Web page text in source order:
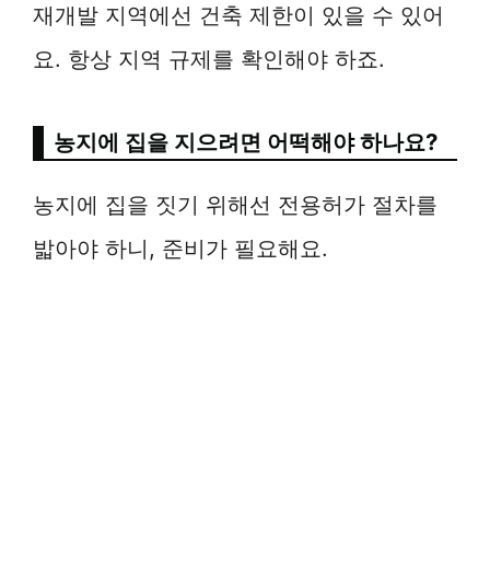
재개발 지역에선 건축 제한이 있을 수 있어
요. 항상 지역 규제를 확인해야 하죠.
농지에 집을 지으려면 어떡해야 하나요?
농지에 집을 짓기 위해선 전용허가 절차를
밟아야 하니, 준비가 필요해요.